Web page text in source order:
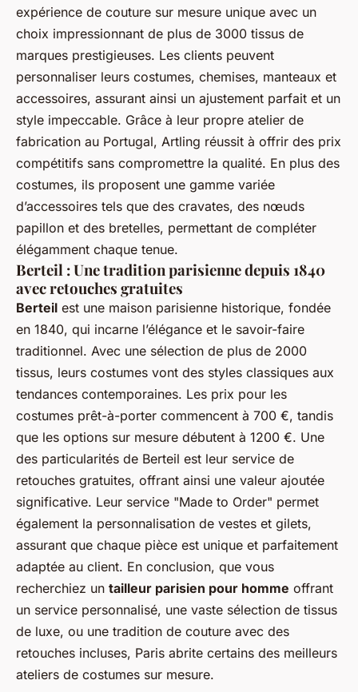
expérience de couture sur mesure unique avec un
choix impressionnant de plus de 3000 tissus de
marques prestigieuses. Les clients peuvent
personnaliser leurs costumes, chemises, manteaux et
accessoires, assurant ainsi un ajustement parfait et un
style impeccable. Grâce à leur propre atelier de
fabrication au Portugal, Artling réussit à offrir des prix
compétitifs sans compromettre la qualité. En plus des
costumes, ils proposent une gamme variée
d’accessoires tels que des cravates, des nœuds
papillon et des bretelles, permettant de compléter
élégamment chaque tenue.
Berteil : Une tradition parisienne depuis 1840
avec retouches gratuites
Berteil est une maison parisienne historique, fondée
en 1840, qui incarne l’élégance et le savoir-faire
traditionnel. Avec une sélection de plus de 2000
tissus, leurs costumes vont des styles classiques aux
tendances contemporaines. Les prix pour les
costumes prêt-à-porter commencent à 700 €, tandis
que les options sur mesure débutent à 1200 €. Une
des particularités de Berteil est leur service de
retouches gratuites, offrant ainsi une valeur ajoutée
significative. Leur service "Made to Order" permet
également la personnalisation de vestes et gilets,
assurant que chaque pièce est unique et parfaitement
adaptée au client. En conclusion, que vous
recherchiez un tailleur parisien pour homme offrant
un service personnalisé, une vaste sélection de tissus
de luxe, ou une tradition de couture avec des
retouches incluses, Paris abrite certains des meilleurs
ateliers de costumes sur mesure.